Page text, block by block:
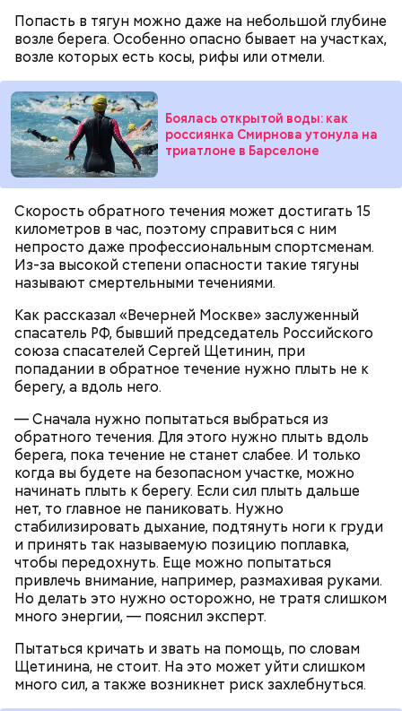
Попасть в тягун можно даже на небольшой глубине
возле берега. Особенно опасно бывает на участках,
возле которых есть косы, рифы или отмели.
Боялась открытой воды: как
россиянка Смирнова утонула на
триатлоне в Барселоне
Скорость обратного течения может достигать 15
километров в час, поэтому справиться с ним
непросто даже профессиональным спортсменам.
Из-за высокой степени опасности такие тягуны
называют смертельными течениями.
Как рассказал «Вечерней Москве» заслуженный
спасатель РФ, бывший председатель Российского
союза спасателей Сергей Щетинин, при
попадании в обратное течение нужно плыть не к
берегу, а вдоль него.
— Сначала нужно попытаться выбраться из
обратного течения. Для этого нужно плыть вдоль
берега, пока течение не станет слабее. И только
когда вы будете на безопасном участке, можно
начинать плыть к берегу. Если сил плыть дальше
нет, то главное не паниковать. Нужно
стабилизировать дыхание, подтянуть ноги к груди
и принять так называемую позицию поплавка,
чтобы передохнуть. Еще можно попытаться
привлечь внимание, например, размахивая руками.
Но делать это нужно осторожно, не тратя слишком
много энергии, — пояснил эксперт.
Пытаться кричать и звать на помощь, по словам
Щетинина, не стоит. На это может уйти слишком
много сил, а также возникнет риск захлебнуться.
Реакция Гасанова на расследование
Гусейн Гасанов на момент начала расследования
находился в ОАЭ. Узнав о своем заочном аресте,
блогер заявил, что ни в чем не виновен и уже
погасил все долги перед налоговой на еще
большую сумму — 320 миллионов рублей.
Play
Тогда медики не смогли установить точную
причину смерти Константина. Подозрения
родителей погибшего юноши пали на Миссюру, но
доказать его причастность к кончине их сына не
удалось. Когда же подозреваемого задержали, он
заявил, что ничего не подсыпал в морс и утверждал,
что яд могли добавить в бутылкунекие
недоброжелатели.
В апреле 2024-го умерла 69-летняя бабушка
Миссюры. Внук отравил ее со второй попытки.
Сначала он подмешал химикаты в морс, но
пенсионерка отказалась его пить из-за
приторного вкуса. Тогда молодой человек заставил
женщину выпить противовирусную суспензию,
добавив туда яд. Позднее Миссюра объяснил, что
не планировал убиватьбабушку. Он хотел, чтобы
женщина загремела в больницу, а у него появилась
возможность украсть из ее квартиры дорогие
украшения. Примечательно, что незадолго до
смерти пенсионерки внук занял у нее полмиллиона
рублей.
Также Миссюра пытался отравить брата девушки,
своего дядю и еще одного родственника. Он
регулярно добавлял жертвам химикаты в специи,
напитки и даже святую воду из храма.